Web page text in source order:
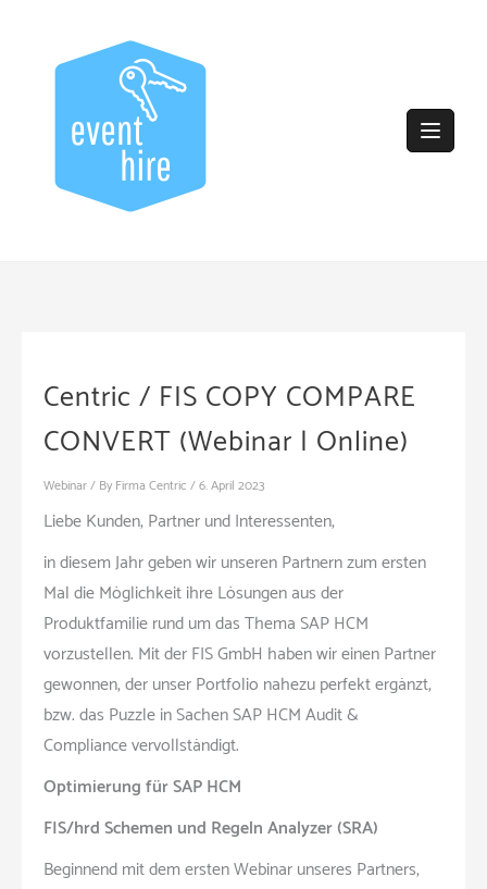
Centric / FIS COPY COMPARE
CONVERT (Webinar | Online)
Webinar/ By Firma Centric /6. April 2023
Liebe Kunden, Partner und Interessenten,
in diesem Jahr geben wir unseren Partnern zum ersten
Mal die Möglichkeit ihre Lösungen aus der
Produktfamilie rund um das Thema SAP HCM
vorzustellen. Mit der FIS GmbH haben wir einen Partner
gewonnen, der unser Portfolio nahezu perfekt ergänzt,
bzw. das Puzzle in Sachen SAP HCM Audit &
Compliance vervollständigt.
Optimierung für SAP HCM
FIS/hrd Schemen und Regeln Analyzer (SRA)
Beginnend mit dem ersten Webinar unseres Partners,